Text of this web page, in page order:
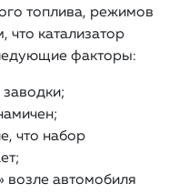
топлива, режимов
что катализатор
факторы:
заводки;
что набор
возле автомобиля